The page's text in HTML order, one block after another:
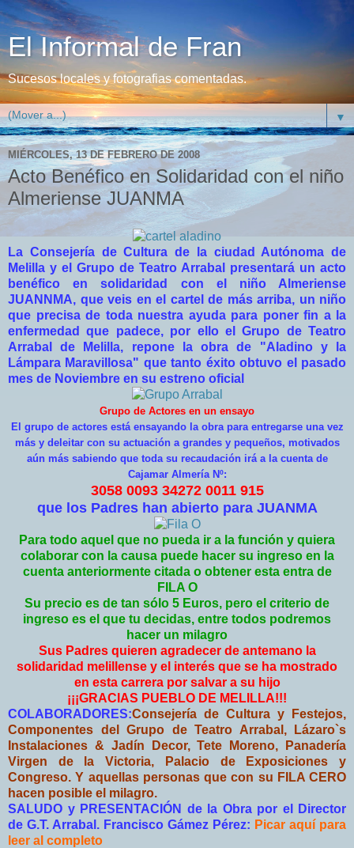
El Informal de Fran
Sucesos locales y fotografias comentadas.
▼
MIÉRCOLES, 13 DE FEBRERO DE 2008
Acto Benéfico en Solidaridad con el niño
Almeriense JUANMA
La Consejería de Cultura de la ciudad Autónoma de
Melilla y el Grupo de Teatro Arrabal presentará un acto
benéfico en solidaridad con el niño Almeriense
JUANNMA, que veis en el cartel de más arriba, un niño
que precisa de toda nuestra ayuda para poner fin a la
enfermedad que padece, por ello el Grupo de Teatro
Arrabal de Melilla, repone la obra de "Aladino y la
Lámpara Maravillosa" que tanto éxito obtuvo el pasado
mes de Noviembre en su estreno oficial
Grupo de Actores en un ensayo
El grupo de actores está ensayando la obra para entregarse una vez
más y deleitar con su actuación a grandes y pequeños, motivados
aún más sabiendo que toda su recaudación irá a la cuenta de
Cajamar Almería Nº:
3058 0093 34272 0011 915
que los Padres han abierto para JUANMA
Para todo aquel que no pueda ir a la función y quiera
colaborar con la causa puede hacer su ingreso en la
cuenta anteriormente citada o obtener esta entra de
FILA O
Su precio es de tan sólo 5 Euros, pero el criterio de
ingreso es el que tu decidas, entre todos podremos
hacer un milagro
Sus Padres quieren agradecer de antemano la
solidaridad melillense y el interés que se ha mostrado
en esta carrera por salvar a su hijo
¡¡¡GRACIAS PUEBLO DE MELILLA!!!
COLABORADORES:Consejería de Cultura y Festejos,
Componentes del Grupo de Teatro Arrabal, Lázaro`s
Instalaciones & Jadín Decor, Tete Moreno, Panadería
Virgen de la Victoria, Palacio de Exposiciones y
Congreso. Y aquellas personas que con su FILA CERO
hacen posible el milagro.
SALUDO y PRESENTACIÓN de la Obra por el Director
de G.T. Arrabal. Francisco Gámez Pérez: Picar aquí para
leer al completo